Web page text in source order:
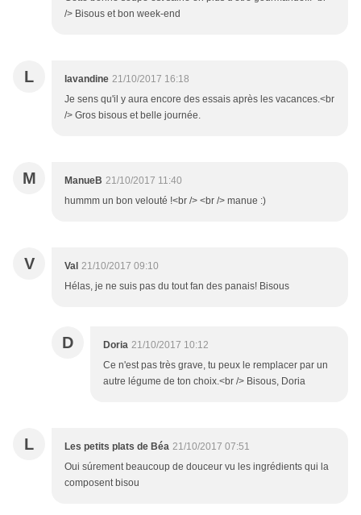
/> Bisous et bon week-end
L lavandine 21/10/2017 16:18
Je sens qu'il y aura encore des essais après les vacances.<br
/> Gros bisous et belle journée.
M ManueB 21/10/2017 11:40
hummm un bon velouté !<br /> <br /> manue :)
V Val 21/10/2017 09:10
Hélas, je ne suis pas du tout fan des panais! Bisous
D Doria 21/10/2017 10:12
Ce n'est pas très grave, tu peux le remplacer par un
autre légume de ton choix.<br /> Bisous, Doria
L Les petits plats de Béa 21/10/2017 07:51
Oui súrement beaucoup de douceur vu les ingrédients qui la
composent bisou